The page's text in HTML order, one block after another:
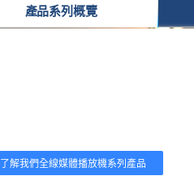
產品系列概覽
了解我們全線媒體播放機系列產品